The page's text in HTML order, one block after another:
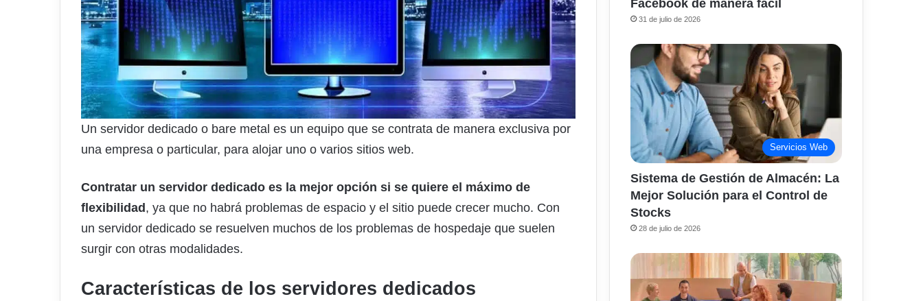
Un servidor dedicado o bare metal es un equipo que se contrata de manera exclusiva por
una empresa o particular, para alojar uno o varios sitios web.
Contratar un servidor dedicado es la mejor opción si se quiere el máximo de
flexibilidad , ya que no habrá problemas de espacio y el sitio puede crecer mucho. Con
un servidor dedicado se resuelven muchos de los problemas de hospedaje que suelen
surgir con otras modalidades.
Características de los servidores dedicados
Facebook de manera fácil
31 de julio de 2026
Servicios Web
Sistema de Gestión de Almacén: La
Mejor Solución para el Control de
Stocks
28 de julio de 2026